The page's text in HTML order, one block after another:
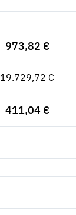
973,82 €
19.729,72 €
411,04 €